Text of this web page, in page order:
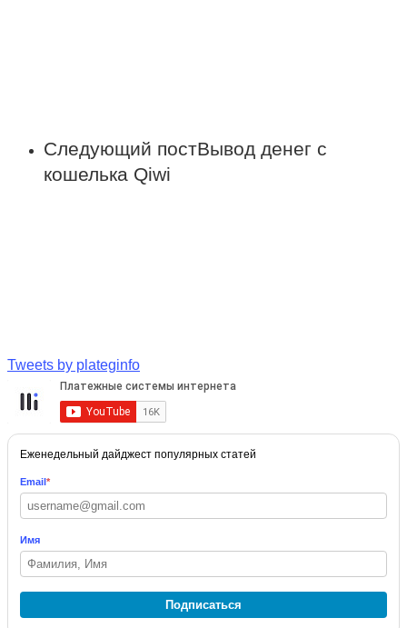
Следующий постВывод денег с
кошелька Qiwi
Tweets by plateginfo
Еженедельный дайджест популярных статей
Email*
Имя
Подписаться